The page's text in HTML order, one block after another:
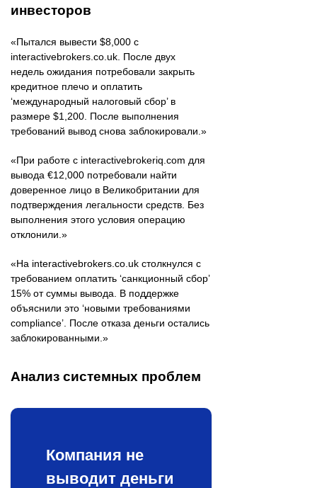
инвесторов
«Пытался вывести $8,000 с
interactivebrokers.co.uk. После двух
недель ожидания потребовали закрыть
кредитное плечо и оплатить
‘международный налоговый сбор’ в
размере $1,200. После выполнения
требований вывод снова заблокировали.»
«При работе с interactivebrokeriq.com для
вывода €12,000 потребовали найти
доверенное лицо в Великобритании для
подтверждения легальности средств. Без
выполнения этого условия операцию
отклонили.»
«На interactivebrokers.co.uk столкнулся с
требованием оплатить ‘санкционный сбор’
15% от суммы вывода. В поддержке
объяснили это ‘новыми требованиями
compliance’. После отказа деньги остались
заблокированными.»
Анализ системных проблем
Компания не
выводит деньги